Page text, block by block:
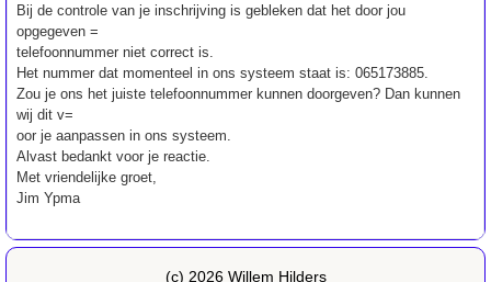
Bij de controle van je inschrijving is gebleken dat het door jou
opgegeven =
telefoonnummer niet correct is.
Het nummer dat momenteel in ons systeem staat is: 065173885.
Zou je ons het juiste telefoonnummer kunnen doorgeven? Dan kunnen
wij dit v=
oor je aanpassen in ons systeem.
Alvast bedankt voor je reactie.
Met vriendelijke groet,
Jim Ypma
(c) 2026 Willem Hilders